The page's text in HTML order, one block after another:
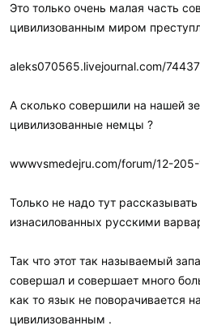
Это только очень малая часть
цивилизованным миром
aleks070565.livejournal.com/
А сколько совершили на нашей
цивилизованные немцы ?
wwwvsmedejru.com/forum/12-205-
Только не надо тут
изнасилованных русскими
Так что этот так называемый
совершал и совершает много
как то язык не поворачивается
цивилизованным .